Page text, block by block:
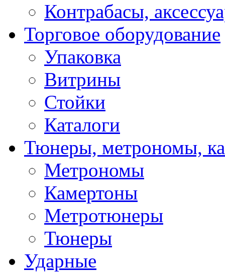
Контрабасы,
Торговое оборудование
Упаковка
Витрины
Стойки
Каталоги
Тюнеры, метрономы,
Метрономы
Камертоны
Метротюнеры
Тюнеры
Ударные